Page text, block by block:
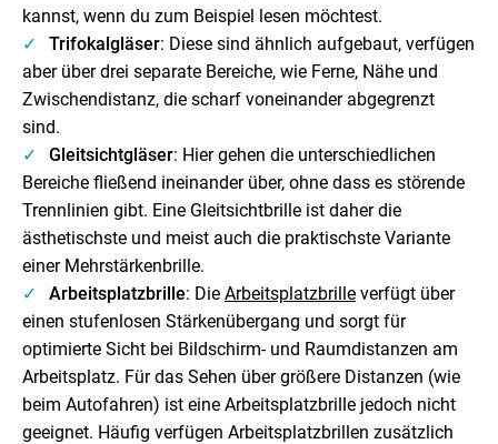
kannst, wenn du zum Beispiel lesen möchtest.
Trifokalgläser: Diese sind ähnlich aufgebaut, verfügen
aber über drei separate Bereiche, wie Ferne, Nähe und
Zwischendistanz, die scharf voneinander abgegrenzt
sind.
Gleitsichtgläser: Hier gehen die unterschiedlichen
Bereiche fließend ineinander über, ohne dass es störende
Trennlinien gibt. Eine Gleitsichtbrille ist daher die
ästhetischste und meist auch die praktischste Variante
einer Mehrstärkenbrille.
Arbeitsplatzbrille: Die Arbeitsplatzbrille verfügt über
einen stufenlosen Stärkenübergang und sorgt für
optimierte Sicht bei Bildschirm- und Raumdistanzen am
Arbeitsplatz. Für das Sehen über größere Distanzen (wie
beim Autofahren) ist eine Arbeitsplatzbrille jedoch nicht
geeignet. Häufig verfügen Arbeitsplatzbrillen zusätzlich